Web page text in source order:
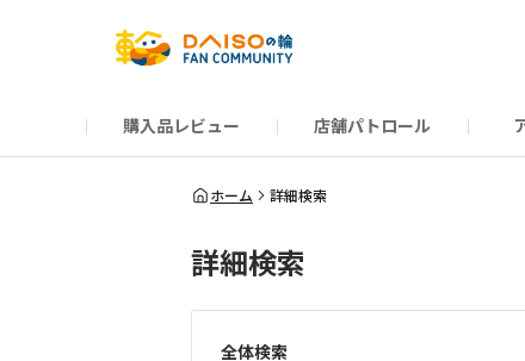
購入品レビュー 店舗パトロール
だんぜんトーク
運営からのお知らせ
ーSP Blogー
プレゼントキャンペーン
1周年記念キャンペーン
公式ホームページ
ホーム 詳細検索
詳細検索
全体検索